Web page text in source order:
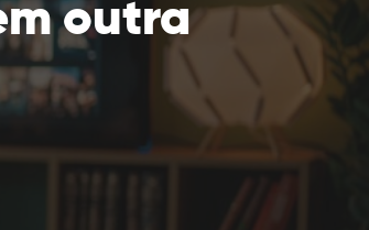
outra